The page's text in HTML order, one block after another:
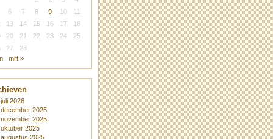
6 7 8 9 10
11
13 14 15 16 17
18
20 21 22 23 24
25
27
28
mrt »
juli 2026
december 2025
november 2025
oktober 2025
augustus 2025